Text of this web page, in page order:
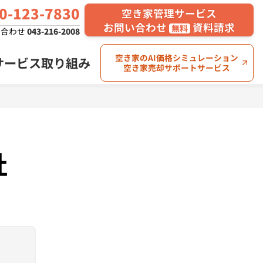
空き家管理サービス
お問い合わせ 無料 資料請求
-123-7830
わせ 043-216-2008
ビス取り組み
空き家のAI価格シミュレーション
空き家売却サポートサービス